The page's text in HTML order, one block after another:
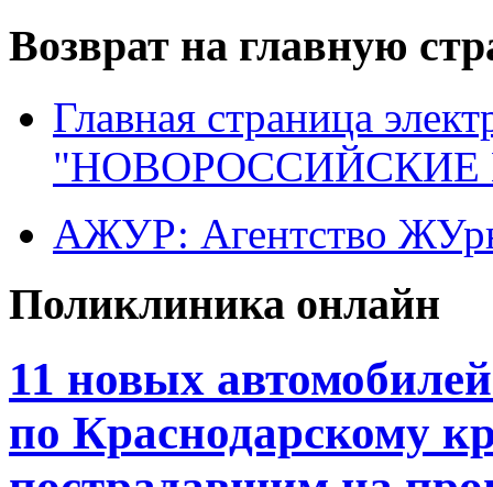
Возврат на главную
Главная страница
"НОВОРОССИЙСКИЕ
АЖУР: Агентство
Поликлиника онлайн
11 новых
по Краснодарскому